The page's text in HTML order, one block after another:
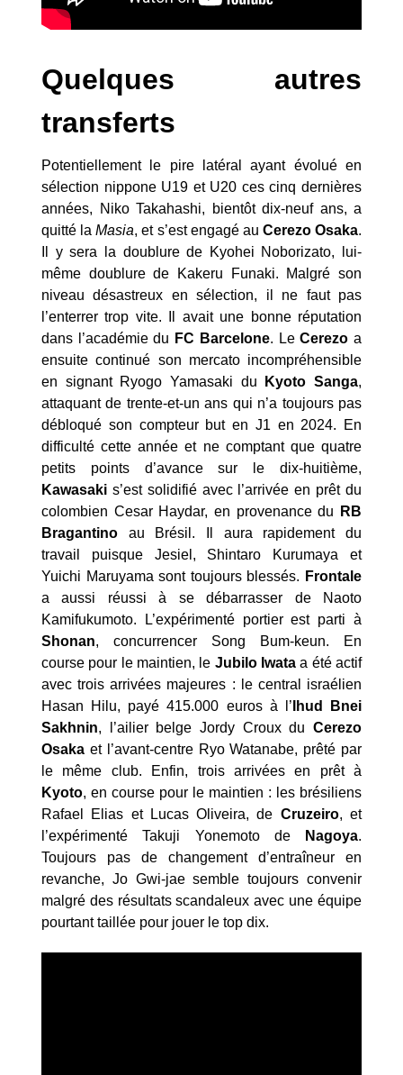
Quelques autres
transferts
Potentiellement le pire latéral ayant évolué en
sélection nippone U19 et U20 ces cinq dernières
années, Niko Takahashi, bientôt dix-neuf ans, a
quitté laMasia, et s’est engagé au Cerezo Osaka.
Il y sera la doublure de Kyohei Noborizato, lui-
même doublure de Kakeru Funaki. Malgré son
niveau désastreux en sélection, il ne faut pas
l’enterrer trop vite. Il avait une bonne réputation
dans l’académie du FC Barcelone. LeCerezo a
ensuite continué son mercato incompréhensible
en signant Ryogo Yamasaki du
Kyoto Sanga,
attaquant de trente-et-un ans qui n’a toujours pas
débloqué son compteur but en J1 en 2024. En
difficulté cette année et ne comptant que quatre
petits points d’avance sur le dix-huitième,
Kawasaki s’est solidifié avec l’arrivée en prêt du
colombien Cesar Haydar, en provenance du
RB
Bragantino au Brésil. Il aura rapidement du
travail puisque Jesiel, Shintaro Kurumaya et
Yuichi Maruyama sont toujours blessés. Frontale
a aussi réussi à se débarrasser de Naoto
Kamifukumoto. L’expérimenté portier est parti à
Shonan, concurrencer Song Bum-keun. En
course pour le maintien, le Jubilo Iwata a été actif
avec trois arrivées majeures : le central israélien
Hasan Hilu, payé 415.000 euros à l’ Ihud Bnei
Sakhnin, l’ailier belge Jordy Croux du Cerezo
Osaka et l’avant-centre Ryo Watanabe, prêté par
le même club. Enfin, trois arrivées en prêt à
Kyoto, en course pour le maintien : les brésiliens
Rafael Elias et Lucas Oliveira, de Cruzeiro, et
l’expérimenté Takuji Yonemoto de
Nagoya.
Toujours pas de changement d’entraîneur en
revanche, Jo Gwi-jae semble toujours convenir
malgré des résultats scandaleux avec une équipe
pourtant taillée pour jouer le top dix.